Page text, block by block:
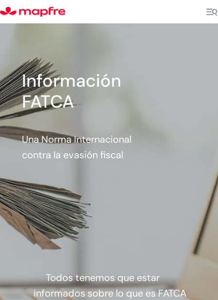
Información
FATCA
Una Norma Internacional
contra la evasión fiscal
Todos tenemos que estar
informados sobre lo que es FATCA